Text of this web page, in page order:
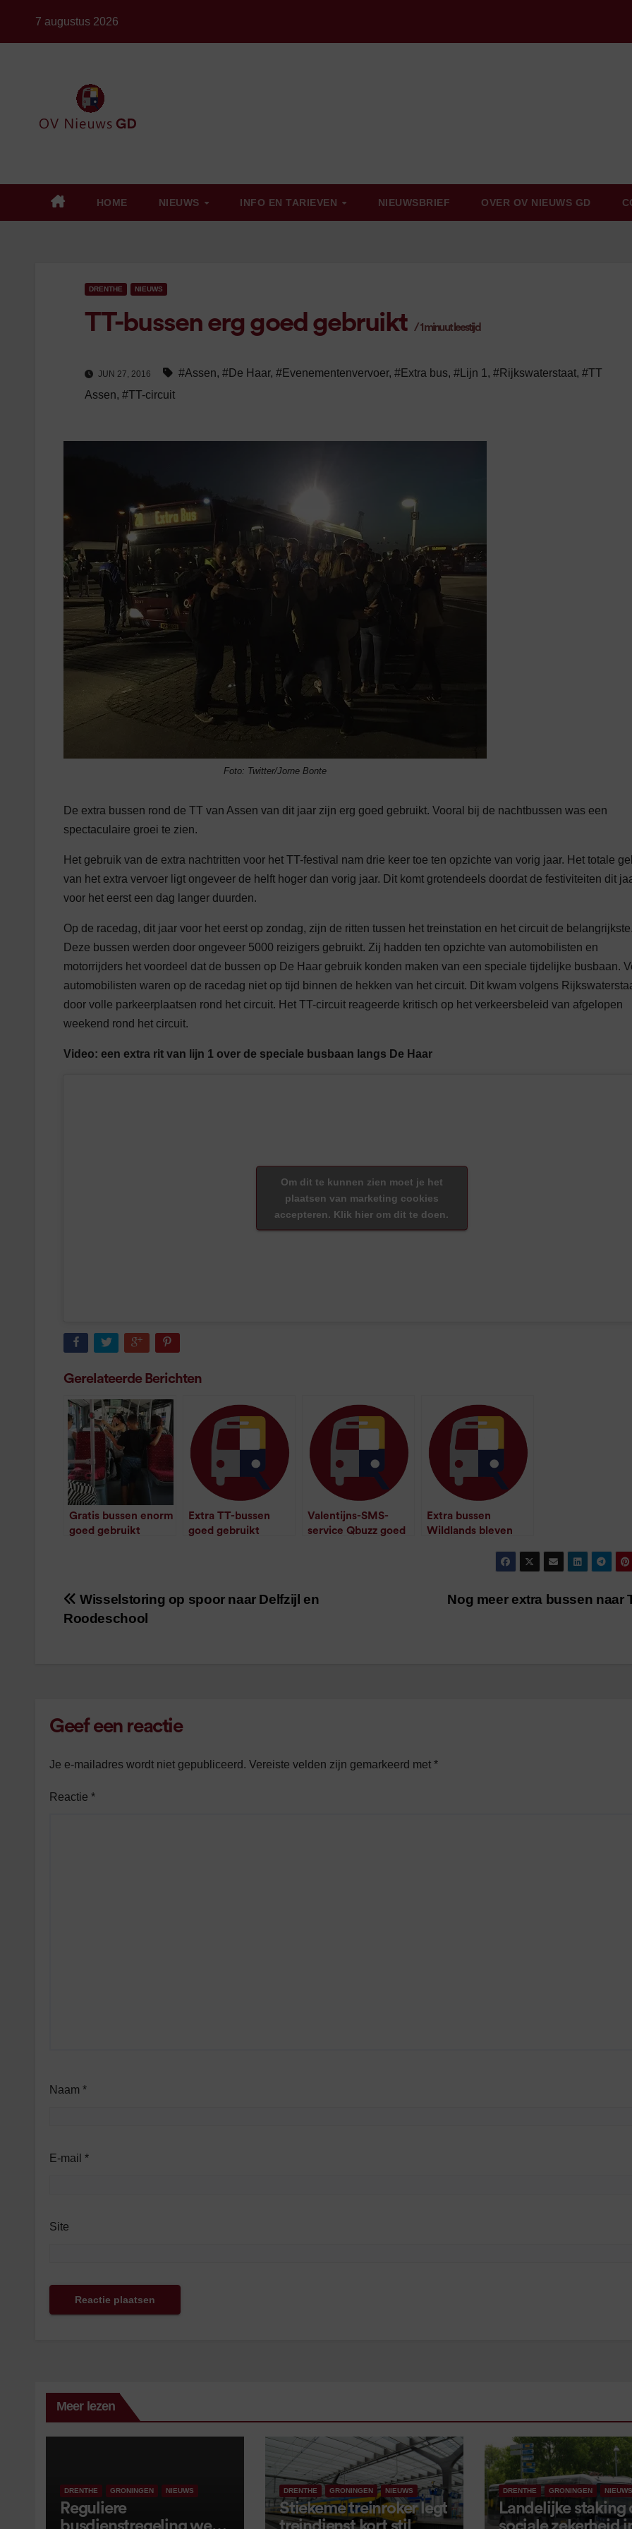
7 augustus 2026
HOME NIEUWS INFO EN TARIEVEN NIEUWSBRIEF OVER OV NIEUWS GD
DRENTHE NIEUWS
TT-bussen erg goed gebruikt /1 minuut leestijd
JUN 27, 2016 #Assen, #De Haar, #Evenementenvervoer, #Extra bus, #Lijn 1 , #Rijkswaterstaat, #TT
Assen, #TT-circuit
Foto: Twitter/Jorne Bonte
De extra bussen rond de TT van Assen van dit jaar zijn erg goed gebruikt. Vooral bij de nachtbussen was een
spectaculaire groei te zien.
Het gebruik van de extra nachtritten voor het TT-festival nam drie keer toe ten opzichte van vorig jaar. Het totale
van het extra vervoer ligt ongeveer de helft hoger dan vorig jaar. Dit komt grotendeels doordat de festiviteiten dit
voor het eerst een dag langer duurden.
Op de racedag, dit jaar voor het eerst op zondag, zijn de ritten tussen het treinstation en het circuit de
Deze bussen werden door ongeveer 5000 reizigers gebruikt. Zij hadden ten opzichte van automobilisten en
motorrijders het voordeel dat de bussen op De Haar gebruik konden maken van een speciale tijdelijke busbaan.
automobilisten waren op de racedag niet op tijd binnen de hekken van het circuit. Dit kwam volgens
door volle parkeerplaatsen rond het circuit. Het TT-circuit reageerde kritisch op het verkeersbeleid van afgelopen
weekend rond het circuit.
Video: een extra rit van lijn 1 over de speciale busbaan langs De Haar
Om dit te kunnen zien moet je het
plaatsen van marketing cookies
accepteren. Klik hier om dit te doen.
Gerelateerde Berichten
Gratis bussen enorm
goed gebruikt
Extra TT-bussen
goed gebruikt
Valentijns-SMS-
service Qbuzz goed
Extra bussen
Wildlands bleven
minuut leestijd
Bericht
Nog meer extra bussen naar
Wisselstoring op spoor naar Delfzijl en
Roodeschool
Geef een reactie
Je e-mailadres wordt niet gepubliceerd. Vereiste velden zijn gemarkeerd met *
Reactie *
Naam *
E-mail *
Site
Meer lezen
DRENTHE GRONINGEN NIEUWS
Reguliere
DRENTHE GRONINGEN NIEUWS
Stiekeme treinroker legt
DRENTHE GRONINGEN NIEUWS
Landelijke staking